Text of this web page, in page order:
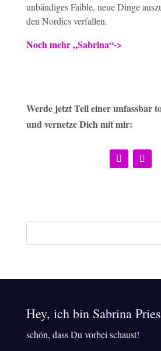
unbändiges Faible, neue Dinge
den Nordics verfallen.
Noch mehr „Sabrina“->
Werde jetzt Teil einer unfassbar
und vernetze Dich mit mir:
Hey, ich bin Sabrina
schön, dass Du vorbei schaust!